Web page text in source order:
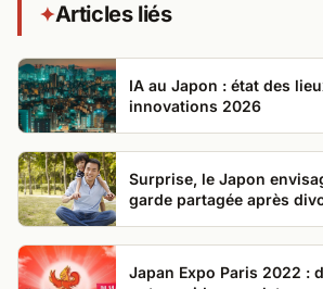
✦Articles liés
IA au Japon : état des
innovations 2026
Surprise, le Japon
garde partagée après
Japan Expo Paris 2022 :